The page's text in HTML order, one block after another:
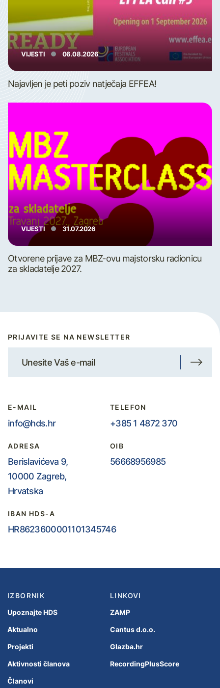
VIJESTI 06.08.2026
Najavljen je peti poziv natječaja EFFEA!
VIJESTI 31.07.2026
Otvorene prijave za MBZ-ovu majstorsku radionicu
za skladatelje 2027.
PRIJAVITE SE NA NEWSLETTER
E-MAIL
info@hds.hr
TELEFON
+385 1 4872 370
ADRESA
Berislavićeva 9,
10000 Zagreb,
Hrvatska
OIB
56668956985
IBAN HDS-A
HR8623600001101345746
IZBORNIK
Upoznajte HDS
Aktualno
Projekti
Aktivnosti članova
Članovi
LINKOVI
ZAMP
Cantus d.o.o.
Glazba.hr
RecordingPlusScore